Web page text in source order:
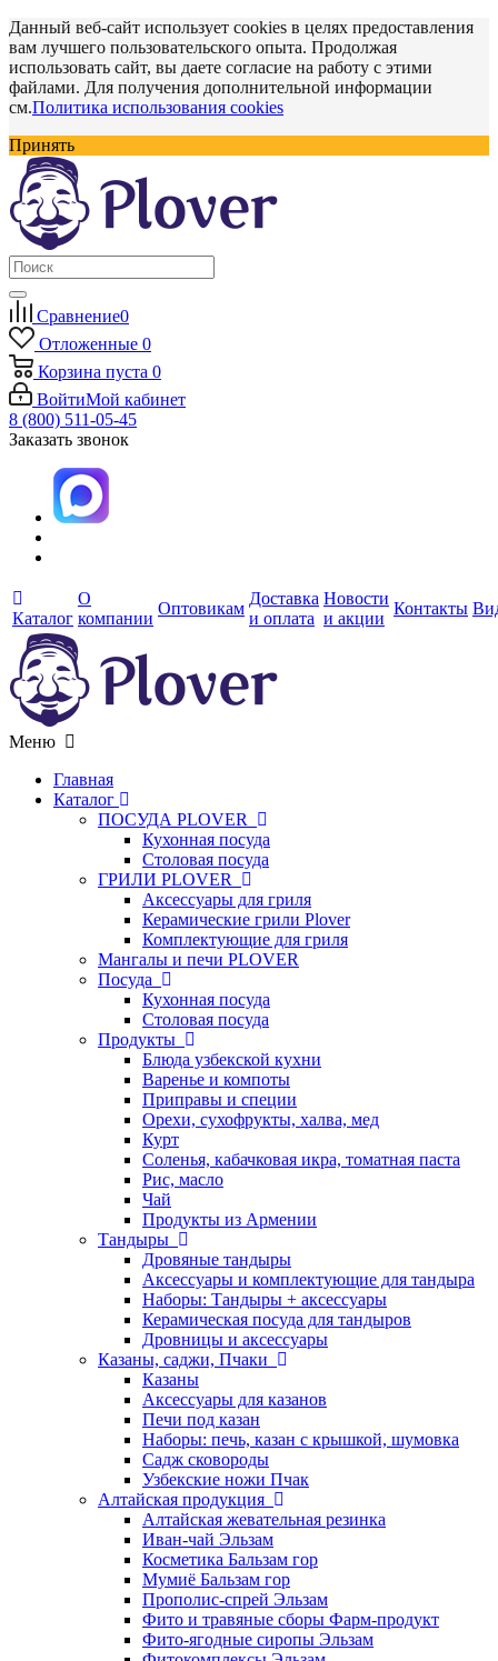
Данный веб-сайт использует cookies в целях предоставления
вам лучшего пользовательского опыта. Продолжая
использовать сайт, вы даете согласие на работу с этими
файлами. Для получения дополнительной информации
см.Политика использования cookies
Принять
Сравнение0
Отложенные 0
Корзина пуста 0
ВойтиМой кабинет
8 (800) 511-05-45
Заказать звонок
Каталог
О
компании
Оптовикам
Доставка
и оплата
Новости
и акции
Контакты
Меню
Главная
Каталог
ПОСУДА PLOVER
Кухонная посуда
Столовая посуда
ГРИЛИ PLOVER
Аксессуары для гриля
Керамические грили Plover
Комплектующие для гриля
Мангалы и печи PLOVER
Посуда
Кухонная посуда
Столовая посуда
Продукты
Блюда узбекской кухни
Варенье и компоты
Приправы и специи
Орехи, сухофрукты, халва, мед
Курт
Соленья, кабачковая икра, томатная паста
Рис, масло
Чай
Продукты из Армении
Тандыры
Дровяные тандыры
Аксессуары и комплектующие для тандыра
Наборы: Тандыры + аксессуары
Керамическая посуда для тандыров
Дровницы и аксессуары
Казаны, саджи, Пчаки
Казаны
Аксессуары для казанов
Печи под казан
Наборы: печь, казан с крышкой, шумовка
Садж сковороды
Узбекские ножи Пчак
Алтайская продукция
Алтайская жевательная резинка
Иван-чай Эльзам
Косметика Бальзам гор
Мумиё Бальзам гор
Прополис-спрей Эльзам
Фито и травяные сборы Фарм-продукт
Фито-ягодные сиропы Эльзам